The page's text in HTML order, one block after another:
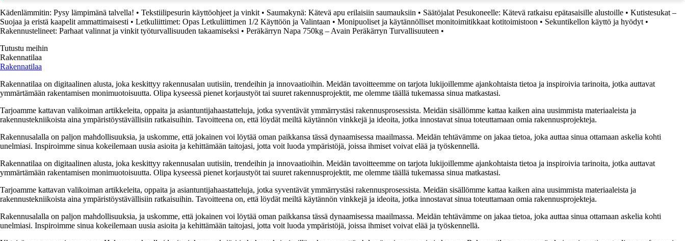
Kädenlämmitin: Pysy lämpimänä talvella! • Tekstiilipesurin käyttöohjeet ja vinkit • Saumakynä: Kätevä apu erilaisiin saumauksiin • Säätöjalat Pesukoneelle: Kätevä ratkaisu epätasaisille alustoille • Kutistesukat –
Suojaa ja eristä kaapelit ammattimaisesti • Letkuliittimet: Opas Letkuliittimen 1/2 Käyttöön ja Valintaan • Monipuoliset ja käytännölliset monitoimitikkaat kotitoimistoon • Sekuntikellon käyttö ja hyödyt •
Rakennustelineet: Parhaat valinnat ja vinkit työturvallisuuden takaamiseksi • Peräkärryn Napa 750kg – Avain Peräkärryn Turvallisuuteen •
Tutustu meihin
Rakennatilaa
Rakennatilaa
Rakennatilaa on digitaalinen alusta, joka keskittyy rakennusalan uutisiin, trendeihin ja innovaatioihin. Meidän tavoitteemme on tarjota lukijoillemme ajankohtaista tietoa ja inspiroivia tarinoita, jotka auttavat
ymmärtämään rakentamisen monimuotoisuutta. Olipa kyseessä pienet korjaustyöt tai suuret rakennusprojektit, me olemme täällä tukemassa sinua matkastasi.
Tarjoamme kattavan valikoiman artikkeleita, oppaita ja asiantuntijahaastatteluja, jotka syventävät ymmärrystäsi rakennusprosessista. Meidän sisällömme kattaa kaiken aina uusimmista materiaaleista ja
rakennustekniikoista aina ympäristöystävällisiin ratkaisuihin. Tavoitteena on, että löydät meiltä käytännön vinkkejä ja ideoita, jotka innostavat sinua toteuttamaan omia rakennusprojekteja.
Rakennusalalla on paljon mahdollisuuksia, ja uskomme, että jokainen voi löytää oman paikkansa tässä dynaamisessa maailmassa. Meidän tehtävämme on jakaa tietoa, joka auttaa sinua ottamaan askelia kohti
unelmiasi. Inspiroimme sinua kokeilemaan uusia asioita ja kehittämään taitojasi, jotta voit luoda ympäristöjä, joissa ihmiset voivat elää ja työskennellä.
Rakennatilaa on digitaalinen alusta, joka keskittyy rakennusalan uutisiin, trendeihin ja innovaatioihin. Meidän tavoitteemme on tarjota lukijoillemme ajankohtaista tietoa ja inspiroivia tarinoita, jotka auttavat
ymmärtämään rakentamisen monimuotoisuutta. Olipa kyseessä pienet korjaustyöt tai suuret rakennusprojektit, me olemme täällä tukemassa sinua matkastasi.
Tarjoamme kattavan valikoiman artikkeleita, oppaita ja asiantuntijahaastatteluja, jotka syventävät ymmärrystäsi rakennusprosessista. Meidän sisällömme kattaa kaiken aina uusimmista materiaaleista ja
rakennustekniikoista aina ympäristöystävällisiin ratkaisuihin. Tavoitteena on, että löydät meiltä käytännön vinkkejä ja ideoita, jotka innostavat sinua toteuttamaan omia rakennusprojekteja.
Rakennusalalla on paljon mahdollisuuksia, ja uskomme, että jokainen voi löytää oman paikkansa tässä dynaamisessa maailmassa. Meidän tehtävämme on jakaa tietoa, joka auttaa sinua ottamaan askelia kohti
unelmiasi. Inspiroimme sinua kokeilemaan uusia asioita ja kehittämään taitojasi, jotta voit luoda ympäristöjä, joissa ihmiset voivat elää ja työskennellä.